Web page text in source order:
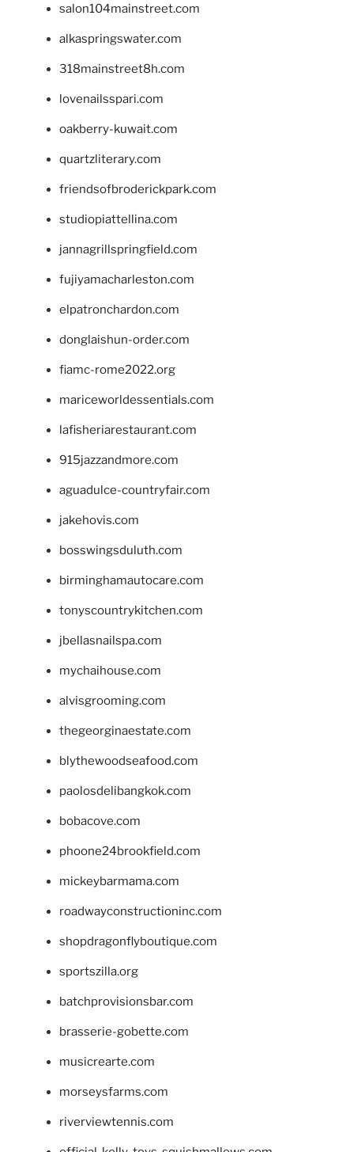
salon104mainstreet.com
alkaspringswater.com
318mainstreet8h.com
lovenailsspari.com
oakberry-kuwait.com
quartzliterary.com
friendsofbroderickpark.com
studiopiattellina.com
jannagrillspringfield.com
fujiyamacharleston.com
elpatronchardon.com
donglaishun-order.com
fiamc-rome2022.org
mariceworldessentials.com
lafisheriarestaurant.com
915jazzandmore.com
aguadulce-countryfair.com
jakehovis.com
bosswingsduluth.com
birminghamautocare.com
tonyscountrykitchen.com
jbellasnailspa.com
mychaihouse.com
alvisgrooming.com
thegeorginaestate.com
blythewoodseafood.com
paolosdelibangkok.com
bobacove.com
phoone24brookfield.com
mickeybarmama.com
roadwayconstructioninc.com
shopdragonflyboutique.com
sportszilla.org
batchprovisionsbar.com
brasserie-gobette.com
musicrearte.com
morseysfarms.com
riverviewtennis.com